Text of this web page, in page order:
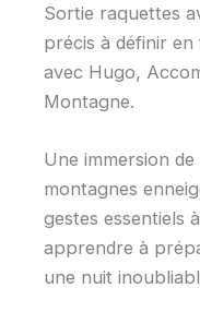
Sortie raquettes
précis à définir en
avec Hugo,
Montagne.
Une immersion
montagnes
gestes essentiels
apprendre à
une nuit